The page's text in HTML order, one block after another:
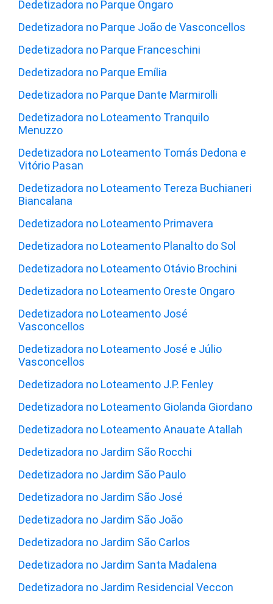
Dedetizadora no Parque Ongaro
Dedetizadora no Parque João de Vasconcellos
Dedetizadora no Parque Franceschini
Dedetizadora no Parque Emília
Dedetizadora no Parque Dante Marmirolli
Dedetizadora no Loteamento Tranquilo
Menuzzo
Dedetizadora no Loteamento Tomás Dedona e
Vitório Pasan
Dedetizadora no Loteamento Tereza Buchianeri
Biancalana
Dedetizadora no Loteamento Primavera
Dedetizadora no Loteamento Planalto do Sol
Dedetizadora no Loteamento Otávio Brochini
Dedetizadora no Loteamento Oreste Ongaro
Dedetizadora no Loteamento José
Vasconcellos
Dedetizadora no Loteamento José e Júlio
Vasconcellos
Dedetizadora no Loteamento J.P. Fenley
Dedetizadora no Loteamento Giolanda Giordano
Dedetizadora no Loteamento Anauate Atallah
Dedetizadora no Jardim São Rocchi
Dedetizadora no Jardim São Paulo
Dedetizadora no Jardim São José
Dedetizadora no Jardim São João
Dedetizadora no Jardim São Carlos
Dedetizadora no Jardim Santa Madalena
Dedetizadora no Jardim Residencial Veccon